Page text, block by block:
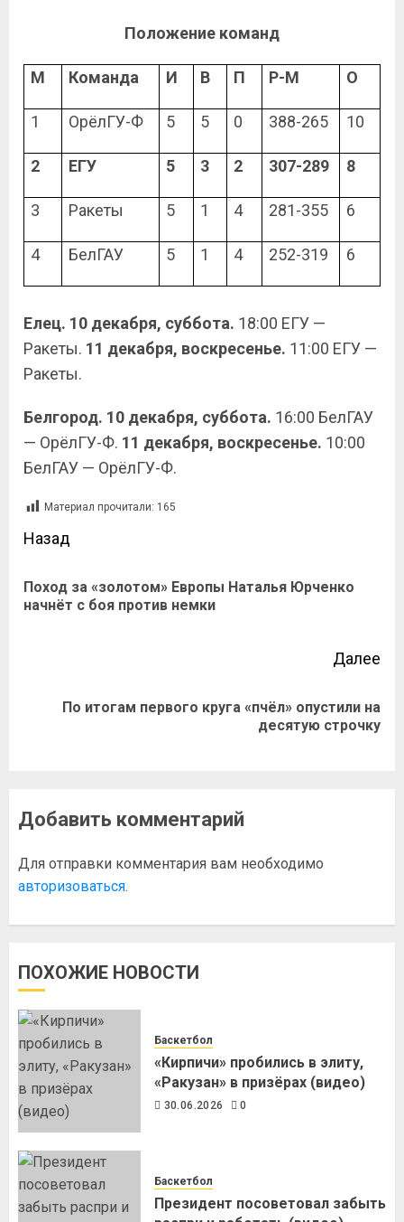
Положение команд
М Команда И В П Р-М О
1 ОрёлГУ-Ф 5 5 0 388-265 10
2 ЕГУ 5 3 2 307-289 8
3 Ракеты 5 1 4 281-355 6
4 БелГАУ 5 1 4 252-319 6
Елец. 10 декабря, суббота. 18:00 ЕГУ —
Ракеты. 11 декабря, воскресенье. 11:00 ЕГУ —
Ракеты.
Белгород. 10 декабря, суббота. 16:00 БелГАУ
— ОрёлГУ-Ф. 11 декабря, воскресенье. 10:00
БелГАУ — ОрёлГУ-Ф.
Материал прочитали: 165
Назад
Поход за «золотом» Европы Наталья Юрченко
начнёт с боя против немки
Далее
По итогам первого круга «пчёл» опустили на
десятую строчку
Добавить комментарий
Для отправки комментария вам необходимо
авторизоваться.
ПОХОЖИЕ НОВОСТИ
Баскетбол
«Кирпичи» пробились в элиту,
«Ракузан» в призёрах (видео)
30.06.2026 0
Баскетбол
Президент посоветовал забыть